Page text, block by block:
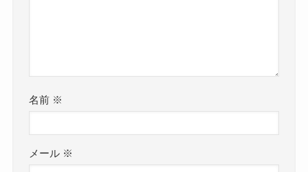
名前 ※
メール ※